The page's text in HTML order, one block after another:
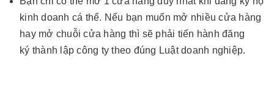
kinh doanh cá thể. Nếu bạn muốn mở nhiều cửa hàng
hay mở chuỗi cửa hàng thì sẽ phải tiến hành đăng
ký thành lập công ty theo đúng Luật doanh nghiệp.